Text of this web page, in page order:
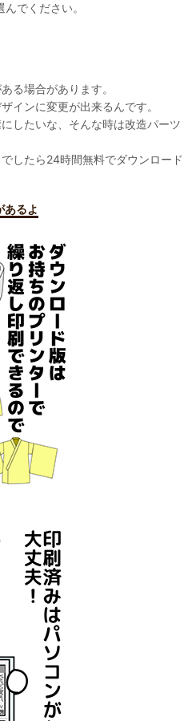
でください。
る場合があります。
インに変更が出来るんです。
したいな、そんな時は改造パーツ
したら24時間無料でダウンロード
あるよ